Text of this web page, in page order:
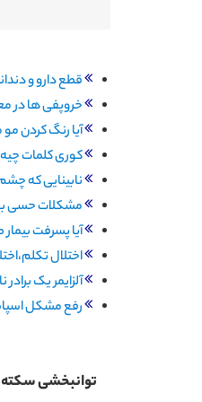
قطع دارو و
خروپفی ها در
آیا رنگ کردن
کوری کلمات
نابینایی که
مشکلات حسی
آیا پسرفت
اختلال
آلزایمر یک
رفع مشکل
توانبخشی